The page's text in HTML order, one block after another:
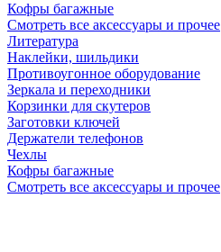
Кофры багажные
Смотреть все аксессуары и прочее
Литература
Наклейки, шильдики
Противоугонное оборудование
Зеркала и переходники
Корзинки для скутеров
Заготовки ключей
Держатели телефонов
Чехлы
Кофры багажные
Смотреть все аксессуары и прочее